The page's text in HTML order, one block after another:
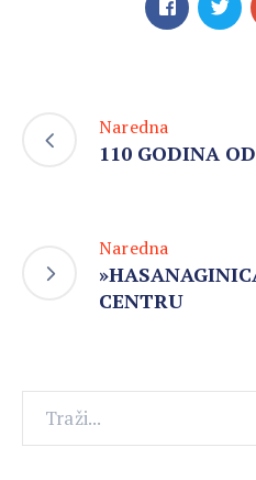
Naredna
110 GODINA
Naredna
CENTRU